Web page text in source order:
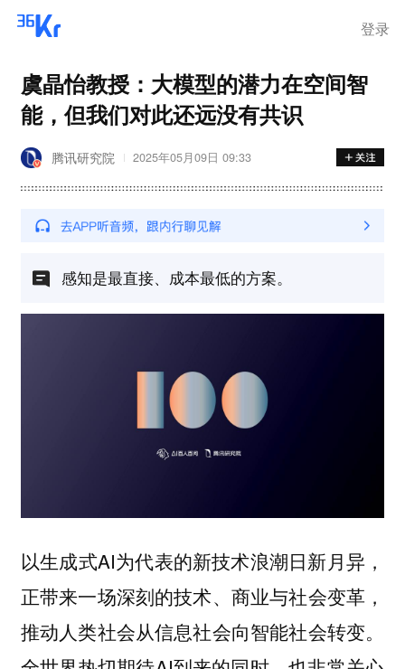
登录
虞晶怡教授：大模型的潜力在空间智
能，但我们对此还远没有共识
腾讯研究院 2025年05月09日 09:33
感知是最直接、成本最低的方案。
以生成式AI为代表的新技术浪潮日新月异，
正带来一场深刻的技术、商业与社会变革，
推动人类社会从信息社会向智能社会转变。